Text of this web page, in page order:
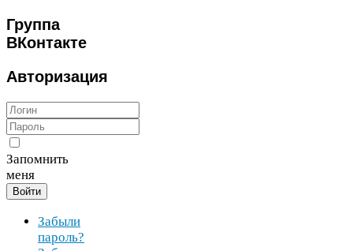
Группа
ВКонтакте
Авторизация
Запомнить
меня
Войти
Забыли
пароль?